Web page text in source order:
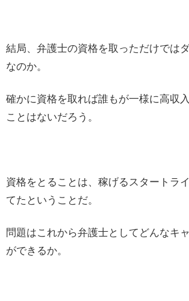
結局、弁護士の資格を取っただけでは
なのか。
確かに資格を取れば誰もが一様に高収
ことはないだろう。
資格をとることは、稼げるスタートラ
てたということだ。
問題はこれから弁護士としてどんなキ
ができるか。